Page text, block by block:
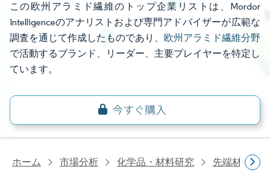
この欧州アラミド繊維のトップ企業リストは、Mordor
Intelligenceのアナリストおよび専門アドバイザーが広範な
調査を通じて作成したものであり、 欧州アラミド繊維分野
で活動するブランド、リーダー、主要プレイヤーを特定し
ています。
ホーム 市場分析 化学品・材料研究 先端材料研究